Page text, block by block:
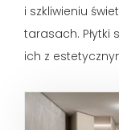
i szkliwieniu
tarasach. Płytki
ich z